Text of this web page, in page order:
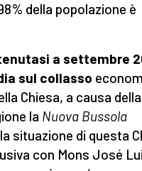
della popolazione è
a settembre
sul collasso
Chiesa, a causa della
la Nuova Bussola
situazione di questa
con Mons José